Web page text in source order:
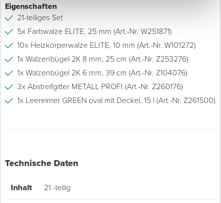
Eigenschaften
21-teiliges Set
5x Farbwalze ELITE, 25 mm (Art.-Nr. W251871)
10x Heizkörperwalze ELITE, 10 mm (Art.-Nr. W101272)
1x Walzenbügel 2K 8 mm, 25 cm (Art.-Nr. Z253276)
1x Walzenbügel 2K 6 mm, 39 cm (Art.-Nr. Z104076)
3x Abstreifgitter METALL PROFI (Art.-Nr. Z260176)
1x Leereimer GREEN oval mit Deckel, 15 l (Art.-Nr. Z261500)
Technische Daten
Inhalt 21 -teilig